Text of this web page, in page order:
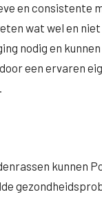
en consistente
wat wel en niet
nodig en
een ervaren
kunnen